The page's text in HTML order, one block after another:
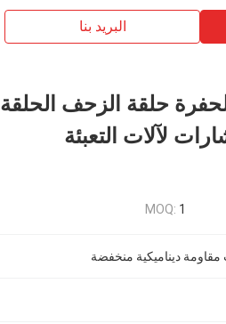
البريد بنا
الحفرة حلقة الزحف الحلقة
لآلات التعبئة
MOQ: 1
مقاومة ديناميكية منخفضة